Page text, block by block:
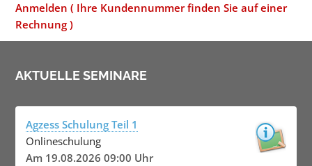
Anmelden ( Ihre Kundennummer finden Sie auf einer
Rechnung )
AKTUELLE SEMINARE
Agzess Schulung Teil 1
Onlineschulung
Am 19.08.2026 09:00 Uhr